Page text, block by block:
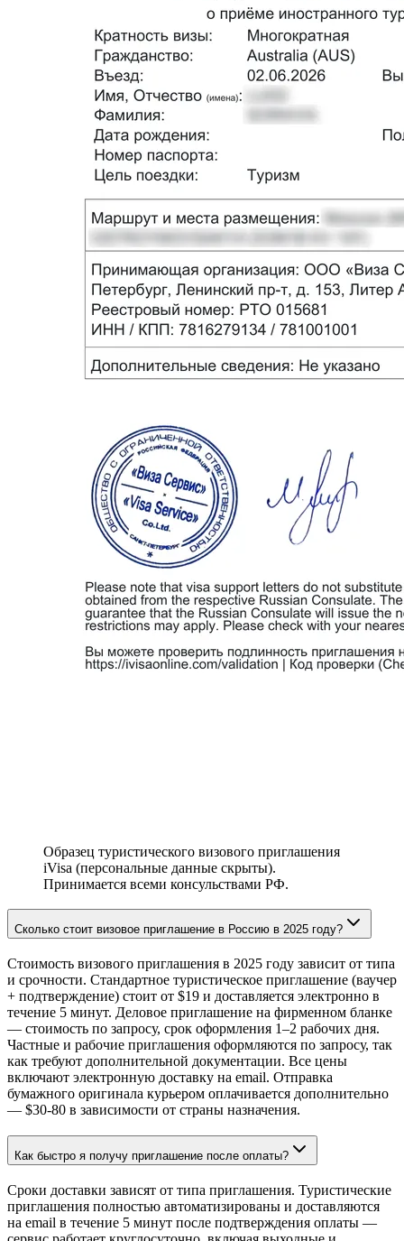
Образец туристического визового приглашения
iVisa (персональные данные скрыты).
Принимается всеми консульствами РФ.
Сколько стоит визовое приглашение в Россию в 2025 году?
Стоимость визового приглашения в 2025 году зависит от типа
и срочности. Стандартное туристическое приглашение (ваучер
+ подтверждение) стоит от $19 и доставляется электронно в
течение 5 минут. Деловое приглашение на фирменном бланке
— стоимость по запросу, срок оформления 1–2 рабочих дня.
Частные и рабочие приглашения оформляются по запросу, так
как требуют дополнительной документации. Все цены
включают электронную доставку на email. Отправка
бумажного оригинала курьером оплачивается дополнительно
— $30-80 в зависимости от страны назначения.
Как быстро я получу приглашение после оплаты?
Сроки доставки зависят от типа приглашения. Туристические
приглашения полностью автоматизированы и доставляются
на email в течение 5 минут после подтверждения оплаты —